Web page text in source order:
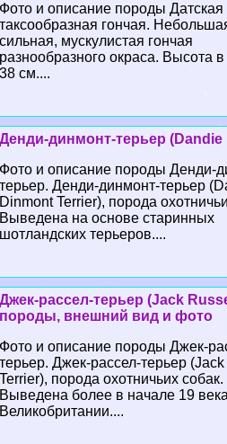
Фото и описание породы Датская
таксообразная гончая.
сильная, мускулистая гончая
разнообразного окраса. Высота
38 см....
Денди-динмонт-терьер (Dandie
Фото и описание породы Денди-
терьер. Денди-динмонт-терьер
Dinmont Terrier), порода
Выведена на основе старинных
шотландских терьеров....
Джек-рассел-терьер (Jack
породы, внешний вид и фото
Фото и описание породы Джек-
терьер. Джек-рассел-терьер (Jack
Terrier), порода охотничьих собак.
Выведена более в начале 19
Великобритании....